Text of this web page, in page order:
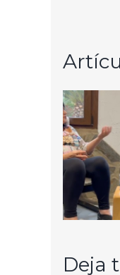
Deja